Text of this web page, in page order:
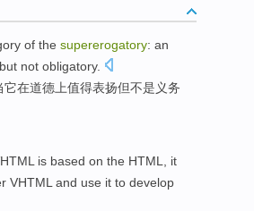
of the supererogatory: an
but not obligatory.
它在道德上值得表扬但不是 义务
is based on the HTML, it
VHTML and use it to develop